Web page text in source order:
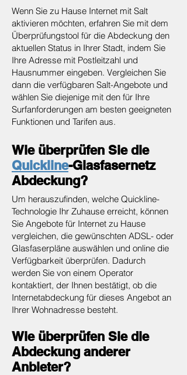
Wenn Sie zu Hause Internet mit Salt
aktivieren möchten, erfahren Sie mit dem
Überprüfungstool für die Abdeckung den
aktuellen Status in Ihrer Stadt, indem Sie
Ihre Adresse mit Postleitzahl und
Hausnummer eingeben. Vergleichen Sie
dann die verfügbaren Salt-Angebote und
wählen Sie diejenige mit den für Ihre
Surfanforderungen am besten geeigneten
Funktionen und Tarifen aus.
Wie überprüfen Sie die
Quickline-Glasfasernetz
Abdeckung?
Um herauszufinden, welche Quickline-
Technologie Ihr Zuhause erreicht, können
Sie Angebote für Internet zu Hause
vergleichen, die gewünschten ADSL- oder
Glasfaserpläne auswählen und online die
Verfügbarkeit überprüfen. Dadurch
werden Sie von einem Operator
kontaktiert, der Ihnen bestätigt, ob die
Internetabdeckung für dieses Angebot an
Ihrer Wohnadresse besteht.
Wie überprüfen Sie die
Abdeckung anderer
Anbieter?